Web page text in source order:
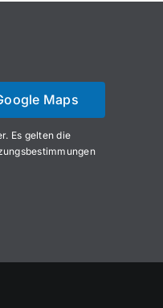
Maps
Es gelten die